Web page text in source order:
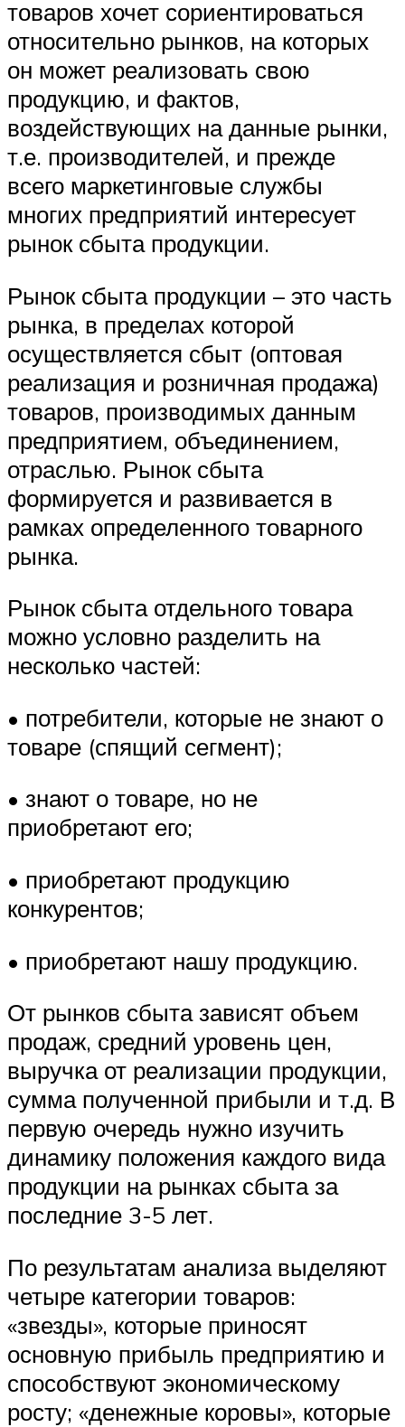
товаров хочет сориентироваться
относительно рынков, на которых
он может реализовать свою
продукцию, и фактов,
воздействующих на данные рынки,
т.е. производителей, и прежде
всего маркетинговые службы
многих предприятий интересует
рынок сбыта продукции.
Рынок сбыта продукции – это часть
рынка, в пределах которой
осуществляется сбыт (оптовая
реализация и розничная продажа)
товаров, производимых данным
предприятием, объединением,
отраслью. Рынок сбыта
формируется и развивается в
рамках определенного товарного
рынка.
Рынок сбыта отдельного товара
можно условно разделить на
несколько частей:
• потребители, которые не знают о
товаре (спящий сегмент);
• знают о товаре, но не
приобретают его;
• приобретают продукцию
конкурентов;
• приобретают нашу продукцию.
От рынков сбыта зависят объем
продаж, средний уровень цен,
выручка от реализации продукции,
сумма полученной прибыли и т.д. В
первую очередь нужно изучить
динамику положения каждого вида
продукции на рынках сбыта за
последние 3-5 лет.
По результатам анализа выделяют
четыре категории товаров:
«звезды», которые приносят
основную прибыль предприятию и
способствуют экономическому
росту; «денежные коровы», которые